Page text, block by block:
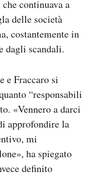
continuava a
delle società
costantemente in
dagli scandali.
e Fraccaro si
“responsabili
«Vennero a darci
approfondire la
mi
ha spiegato
definito